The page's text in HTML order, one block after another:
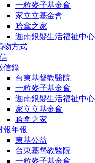
一粒麥子基金會
家立立基金會
哈拿之家
迦南銀髮生活福祉中心
物方式
信錄
台東基督教醫院
一粒麥子基金會
迦南銀髮生活福祉中心
家立立基金會
哈拿之家
報年報
東基公益
台東基督教醫院
一粒麥子基金會